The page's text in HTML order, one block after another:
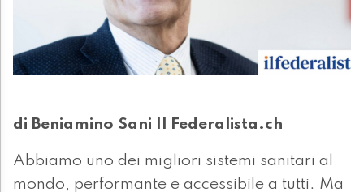
di Beniamino Sani Il Federalista.ch
Abbiamo uno dei migliori sistemi sanitari al
mondo, performante e accessibile a tutti. Ma